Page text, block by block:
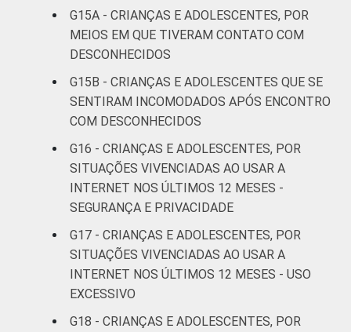
À INTERNET
Não 5 19
Fonte: CGI.br/NIC.br, Centro Regional de
Sociedade da Informação (Cetic.br),
Pesquisa sobre o uso da Internet por
crianças e adolescentes no Brasil - TIC Kids
Online Brasil 2019. ¹Dados coletados por
meio de questionários de
autopreenchimento.
G15A - CRIANÇAS E ADOLESCENTES, POR
MEIOS EM QUE TIVERAM CONTATO COM
DESCONHECIDOS
G15B - CRIANÇAS E ADOLESCENTES QUE SE
SENTIRAM INCOMODADOS APÓS ENCONTRO
COM DESCONHECIDOS
G16 - CRIANÇAS E ADOLESCENTES, POR
SITUAÇÕES VIVENCIADAS AO USAR A
INTERNET NOS ÚLTIMOS 12 MESES -
SEGURANÇA E PRIVACIDADE
G17 - CRIANÇAS E ADOLESCENTES, POR
SITUAÇÕES VIVENCIADAS AO USAR A
INTERNET NOS ÚLTIMOS 12 MESES - USO
EXCESSIVO
G18 - CRIANÇAS E ADOLESCENTES, POR